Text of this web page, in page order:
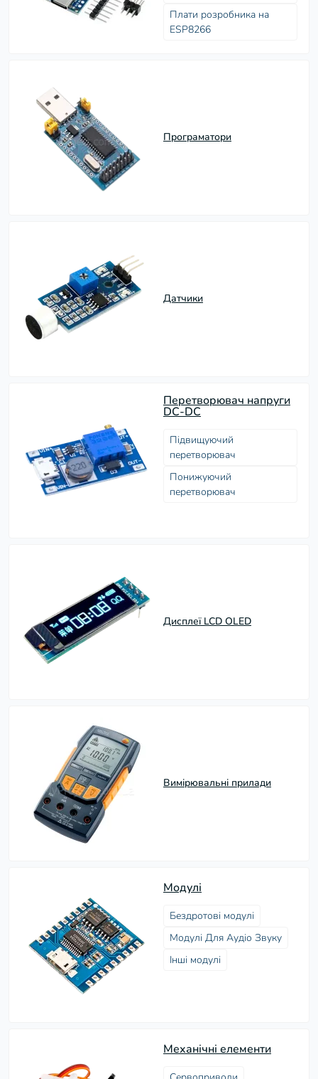
Плати розробника на
ESP8266
Програматори
Датчики
Перетворювач напруги
DC-DC
Підвищуючий
перетворювач
Понижуючий
перетворювач
Дисплеї LCD OLED
Вимірювальні прилади
Модулі
Бездротові модулі
Модулі Для Аудіо Звуку
Інші модулі
Механічні елементи